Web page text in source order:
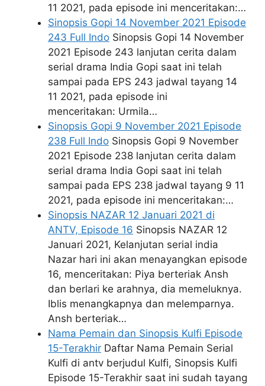
11 2021, pada episode ini menceritakan:…
Sinopsis Gopi 14 November 2021 Episode
243 Full Indo Sinopsis Gopi 14 November
2021 Episode 243 lanjutan cerita dalam
serial drama India Gopi saat ini telah
sampai pada EPS 243 jadwal tayang 14
11 2021, pada episode ini
menceritakan: Urmila…
Sinopsis Gopi 9 November 2021 Episode
238 Full Indo Sinopsis Gopi 9 November
2021 Episode 238 lanjutan cerita dalam
serial drama India Gopi saat ini telah
sampai pada EPS 238 jadwal tayang 9 11
2021, pada episode ini menceritakan:…
Sinopsis NAZAR 12 Januari 2021 di
ANTV, Episode 16 Sinopsis NAZAR 12
Januari 2021, Kelanjutan serial india
Nazar hari ini akan menayangkan episode
16, menceritakan: Piya berteriak Ansh
dan berlari ke arahnya, dia memeluknya.
Iblis menangkapnya dan melemparnya.
Ansh berteriak…
Nama Pemain dan Sinopsis Kulfi Episode
15-Terakhir Daftar Nama Pemain Serial
Kulfi di antv berjudul Kulfi, Sinopsis Kulfi
Episode 15-Terakhir saat ini sudah tayang